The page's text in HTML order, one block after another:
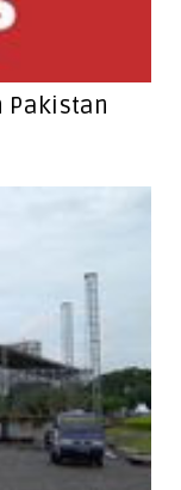
Pakistan